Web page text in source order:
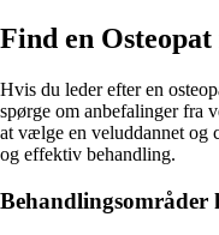
Find en
Hvis du leder efter en
spørge om anbefalinger fra
at vælge en veluddannet og
og effektiv behandling.
Behandlingsområder